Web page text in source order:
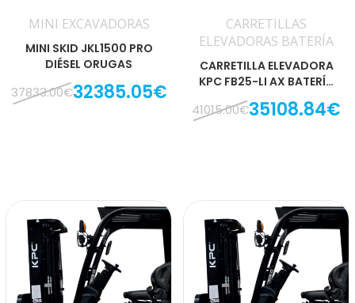
MINI EXCAVADORAS
MINI SKID JKL1500 PRO
DIÉSEL ORUGAS
37833.00€32385.05€
CARRETILLAS
ELEVADORAS BATERÍA
CARRETILLA ELEVADORA
KPC FB25-LI AX BATERÍA
41015.00€35108.84€